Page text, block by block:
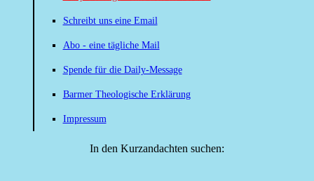
Schreibt uns eine Email
Abo - eine tägliche Mail
Spende für die Daily-Message
Barmer Theologische Erklärung
Impressum
In den Kurzandachten suchen: